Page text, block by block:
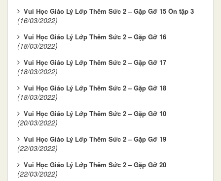
Vui Học Giáo Lý Lớp Thêm Sức 2 – Gặp Gỡ 15 Ôn tập 3
(16/03/2022)
Vui Học Giáo Lý Lớp Thêm Sức 2 – Gặp Gỡ 16
(18/03/2022)
Vui Học Giáo Lý Lớp Thêm Sức 2 – Gặp Gỡ 17
(18/03/2022)
Vui Học Giáo Lý Lớp Thêm Sức 2 – Gặp Gỡ 18
(18/03/2022)
Vui Học Giáo Lý Lớp Thêm Sức 2 – Gặp Gỡ 10
(20/03/2022)
Vui Học Giáo Lý Lớp Thêm Sức 2 – Gặp Gỡ 19
(22/03/2022)
Vui Học Giáo Lý Lớp Thêm Sức 2 – Gặp Gỡ 20
(22/03/2022)